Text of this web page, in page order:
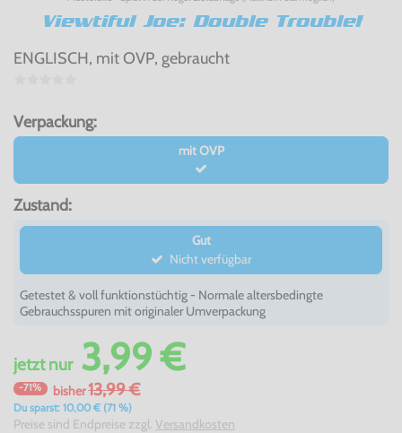
Viewtiful Joe: Double Trouble!
ENGLISCH, mit OVP, gebraucht
Verpackung:
mit OVP
Zustand:
Gut
Nicht verfügbar
Getestet & voll funktionstüchtig - Normale altersbedingte
Gebrauchsspuren mit originaler Umverpackung
jetztnur3,99 €
-71% bisher13,99 €
Du sparst: 10,00 € (71 %)
Preise sind Endpreise zzgl. Versandkosten